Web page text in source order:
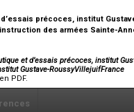
précoces, institut
des armées Sainte-
et d’essais précoces, institut
Gustave-RoussyVillejuifFrance
PDF.